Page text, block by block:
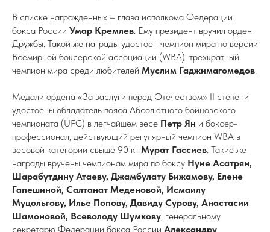
В списке награжденных – глава исполкома Федерации
бокса России Умар Кремлев. Ему президент вручил орден
Дружбы. Такой же награды удостоен чемпион мира по версии
Всемирной боксерской ассоциации (WBA), трехкратный
чемпион мира среди любителей Муслим Гаджимагомедов.
Медали ордена «За заслуги перед Отечеством» II степени
удостоены обладатель пояса Абсолютного бойцовского
чемпионата (UFC) в легчайшем весе Петр Ян и боксер-
профессионал, действующий регулярный чемпион WBA в
весовой категории свыше 90 кг Мурат Гассиев. Такие же
награды вручены чемпионам мира по боксу Нуне Асатрян,
Шарабутдину Атаеву, Джамбулату Бижамову, Елене
Гапешиной, Салтанат Меденовой, Исмаилу
Муцольгову, Илье Попову, Давиду Сурову, Анастасии
Шамоновой, Всеволоду Шумкову, генеральному
секретарю Федерации бокса России Александру